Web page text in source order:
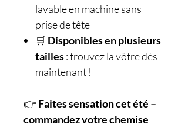
lavable en machine sans
prise de tête
🛒 Disponibles en plusieurs
tailles: trouvez la vôtre dès
maintenant !
👉Faites sensation cet été –
commandez votre chemise